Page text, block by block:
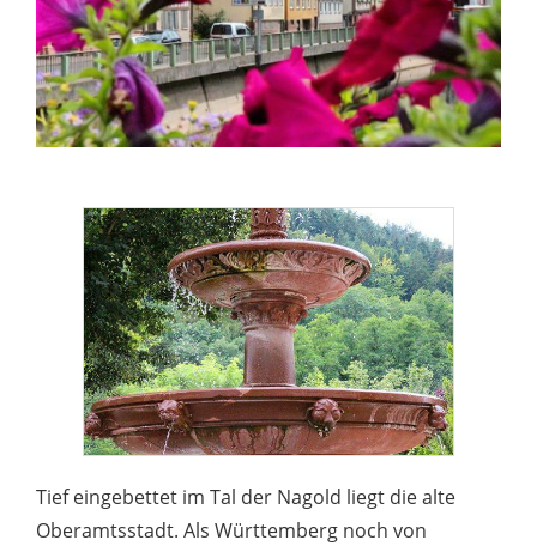
Tief eingebettet im Tal der Nagold liegt die alte
Oberamtsstadt. Als Württemberg noch von